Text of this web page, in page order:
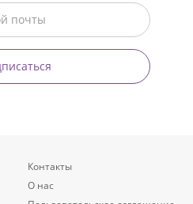
Контакты
О нас